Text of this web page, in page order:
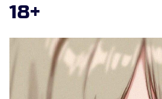
18+